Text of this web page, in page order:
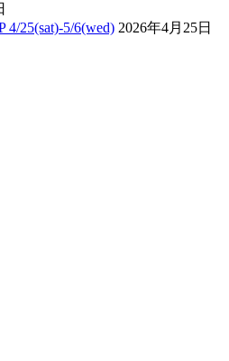
4/25(sat)-5/6(wed) 2026年4月25日